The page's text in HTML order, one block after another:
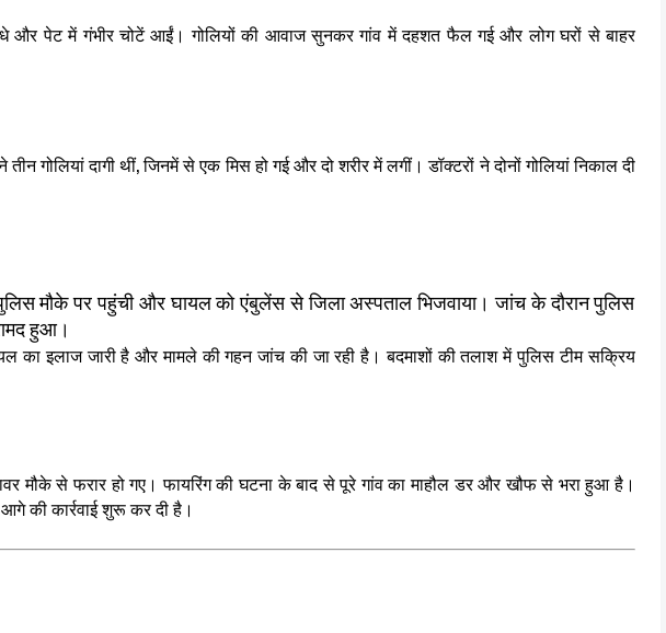
और पेट में गंभीर चोटें आईं। गोलियों की आवाज सुनकर गांव में दहशत फैल गई और लोग घरों से बाहर
तीन गोलियां दागी थीं, जिनमें से एक मिस हो गई और दो शरीर में लगीं। डॉक्टरों ने दोनों गोलियां निकाल दी
मौके पर पहुंची और घायल को एंबुलेंस से जिला अस्पताल भिजवाया। जांच के दौरान पुलिस
हुआ।
का इलाज जारी है और मामले की गहन जांच की जा रही है। बदमाशों की तलाश में पुलिस टीम सक्रिय
मौके से फरार हो गए। फायरिंग की घटना के बाद से पूरे गांव का माहौल डर और खौफ से भरा हुआ है।
की कार्रवाई शुरू कर दी है।